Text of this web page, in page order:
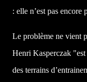
: elle n’est pas encore
Le problème ne vient
Henri Kasperczak
des terrains